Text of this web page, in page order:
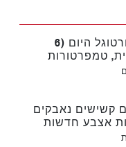
מזג האוויר בפורטוגל היום (6
טמפרטורות
קשישים נאבקים
אצבע חדשות